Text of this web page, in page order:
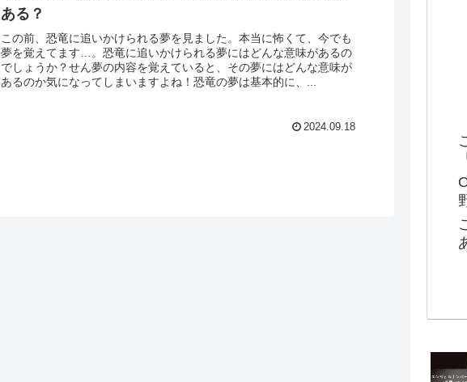
ある？
この前、恐竜に追いかけられる夢を見ました。本当に怖くて、今でも
夢を覚えてます…。恐竜に追いかけられる夢にはどんな意味があるの
でしょうか？せん夢の内容を覚えていると、その夢にはどんな意味が
あるのか気になってしまいますよね！恐竜の夢は基本的に、...
2024.09.18